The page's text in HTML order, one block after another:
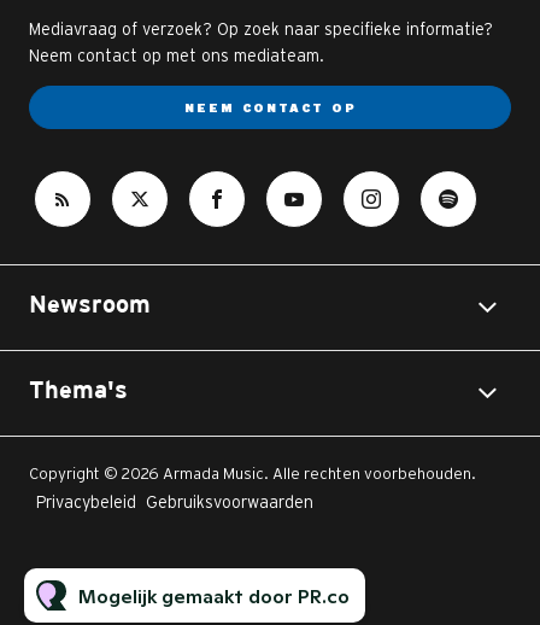
Mediavraag of verzoek? Op zoek naar specifieke informatie?
Neem contact op met ons mediateam.
NEEM CONTACT OP
Newsroom
Thema's
Copyright © 2026 Armada Music. Alle rechten voorbehouden.
Privacybeleid Gebruiksvoorwaarden
Mogelijk gemaakt door PR.co